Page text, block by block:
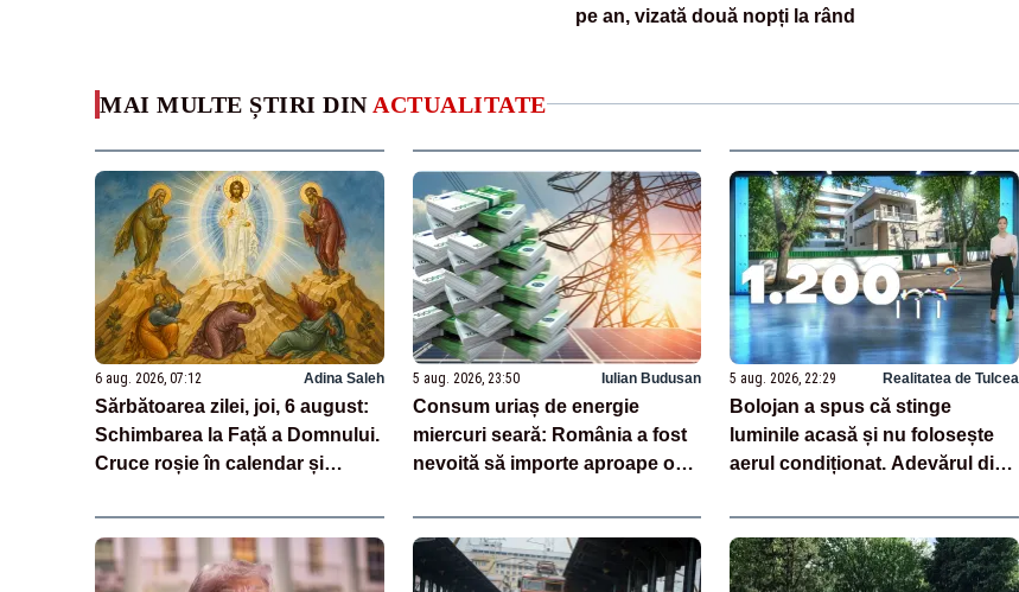
pe an, vizată două nopți la rând
MAI MULTE ȘTIRI DIN ACTUALITATE
6 aug. 2026, 07:12 Adina Saleh
Sărbătoarea zilei, joi, 6 august:
Schimbarea la Față a Domnului.
Cruce roșie în calendar și
5 aug. 2026, 23:50 Iulian Budusan
Consum uriaș de energie
miercuri seară: România a fost
nevoită să importe aproape o
5 aug. 2026, 22:29 Realitatea de Tulcea
Bolojan a spus că stinge
luminile acasă și nu folosește
aerul condiționat. Adevărul din